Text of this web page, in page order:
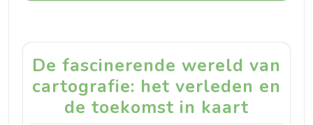
De fascinerende wereld van
cartografie: het verleden en
de toekomst in kaart